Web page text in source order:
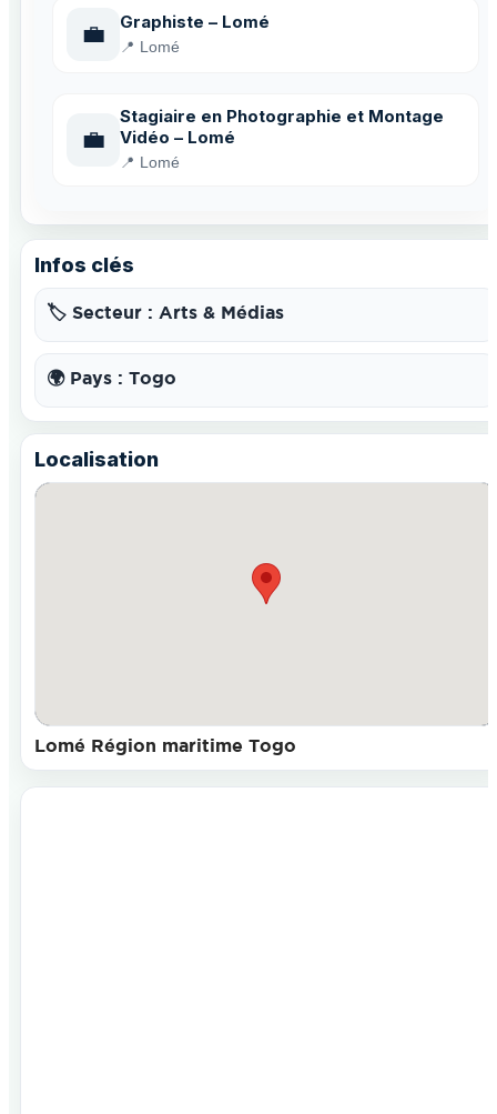
💼 Graphiste – Lomé
📍 Lomé
💼
Stagiaire en Photographie et Montage
Vidéo – Lomé
📍 Lomé
Infos clés
🏷️ Secteur : Arts & Médias
🌍 Pays : Togo
Localisation
Lomé Région maritime Togo